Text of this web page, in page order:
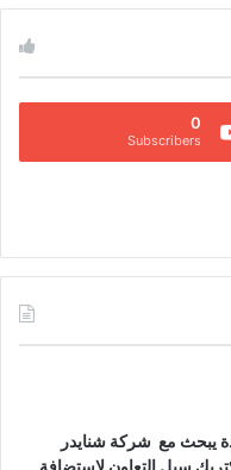
0
Subscribers
يبحث مع شركة شنايدر
سبل التعاون لاستضافة